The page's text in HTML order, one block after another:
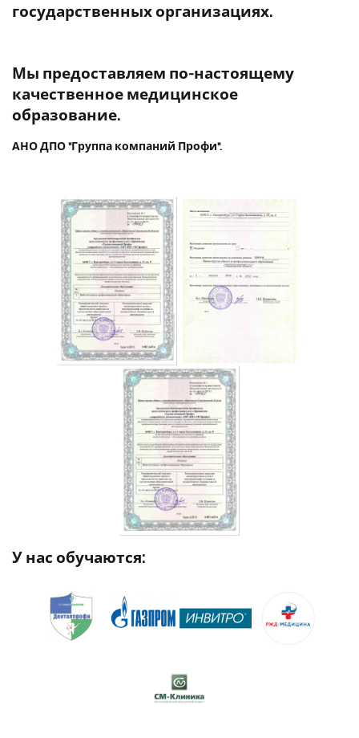
государственных организациях.
Мы предоставляем по-настоящему
качественное медицинское
образование.
АНО ДПО "Группа компаний Профи".
У нас обучаются: